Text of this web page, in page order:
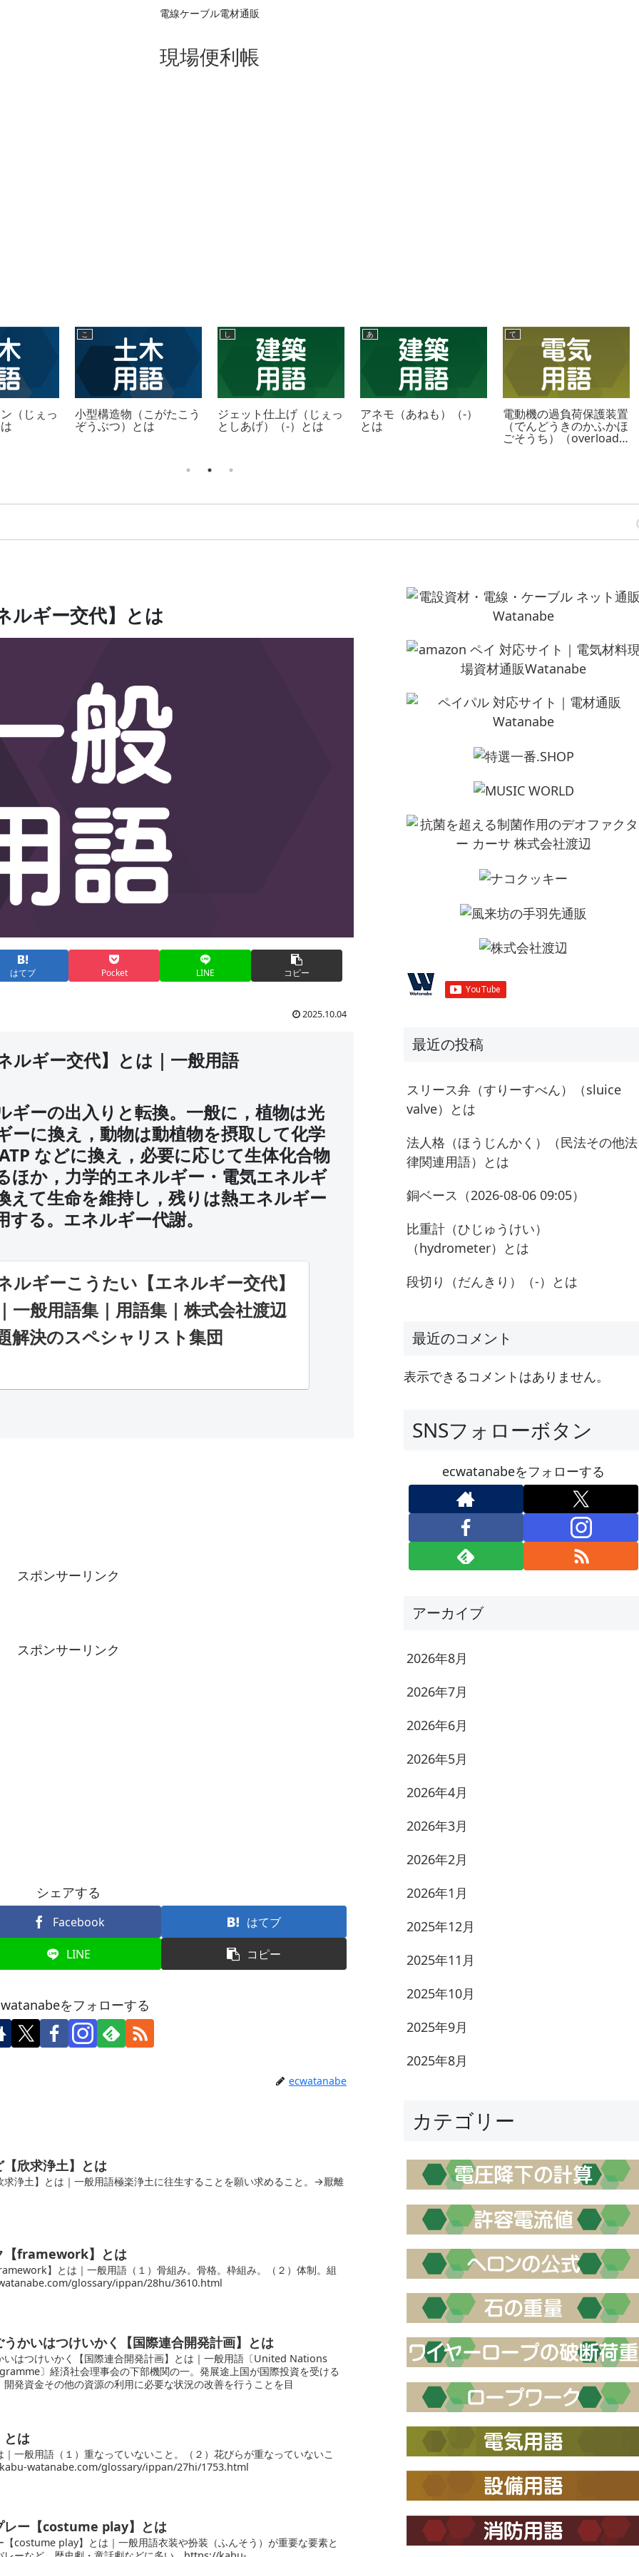
電線ケーブル電材通販
現場便利帳
（じぇっ
こ
小型構造物（こがたこう
ぞうぶつ）とは
し
ジェット仕上げ（じぇっ
としあげ）（-）とは
あ
アネモ（あねも）（-）
とは
て
電動機の過負荷保護装置
（でんどうきのかふかほ
ごそうち）（overload
ルギー交代】とは
はてブ Pocket LINE コピー
2025.10.04
ルギー交代】とは｜一般用語
ギーの出入りと転換。一般に，植物は光
ーに換え，動物は動植物を摂取して化学
などに換え，必要に応じて生体化合物
ほか，力学的エネルギー・電気エネルギ
えて生命を維持し，残りは熱エネルギー
る。エネルギー代謝。
ギーこうたい【エネルギー交代】
一般用語集｜用語集｜株式会社渡辺
解決のスペシャリスト集団
スポンサーリンク
スポンサーリンク
シェアする
Facebook はてブ
LINE コピー
をフォローする
ecwatanabe
欣求浄土】とは
求浄土】とは｜一般用語極楽浄土に往生することを願い求めること。→厭離
【framework】とは
】とは｜一般用語（１）骨組み。骨格。枠組み。（２）体制。組
glossary/ippan/28hu/3610.html
かいはつけいかく【国際連合開発計画】とは
いはつけいかく【国際連合開発計画】とは｜一般用語〔United Nations
〕経済社会理事会の下部機関の一。発展途上国が国際投資を受ける
発資金その他の資源の利用に必要な状況の改善を行うことを目
とは
一般用語（１）重なっていないこと。（２）花びらが重なっていないこ
watanabe.com/glossary/ippan/27hi/1753.html
レー【costume play】とは
【costume play】とは｜一般用語衣装や扮装（ふんそう）が重要な要素と
最近の投稿
スリース弁（すりーすべん）（sluice
valve）とは
法人格（ほうじんかく）（民法その他法
律関連用語）とは
銅ベース（2026-08-06 09:05）
比重計（ひじゅうけい）
（hydrometer）とは
段切り（だんきり）（-）とは
最近のコメント
表示できるコメントはありません。
SNSフォローボタン
ecwatanabeをフォローする
アーカイブ
2026年8月
2026年7月
2026年6月
2026年5月
2026年4月
2026年3月
2026年2月
2026年1月
2025年12月
2025年11月
2025年10月
2025年9月
2025年8月
カテゴリー